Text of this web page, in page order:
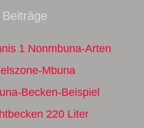
Beiträge
1 Nonmbuna-Arten
Mbuna
Becken-Beispiel
220 Liter